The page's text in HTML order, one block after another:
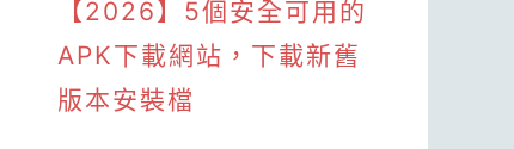
【2026】5個安全可用的
APK下載網站，下載新舊
版本安裝檔